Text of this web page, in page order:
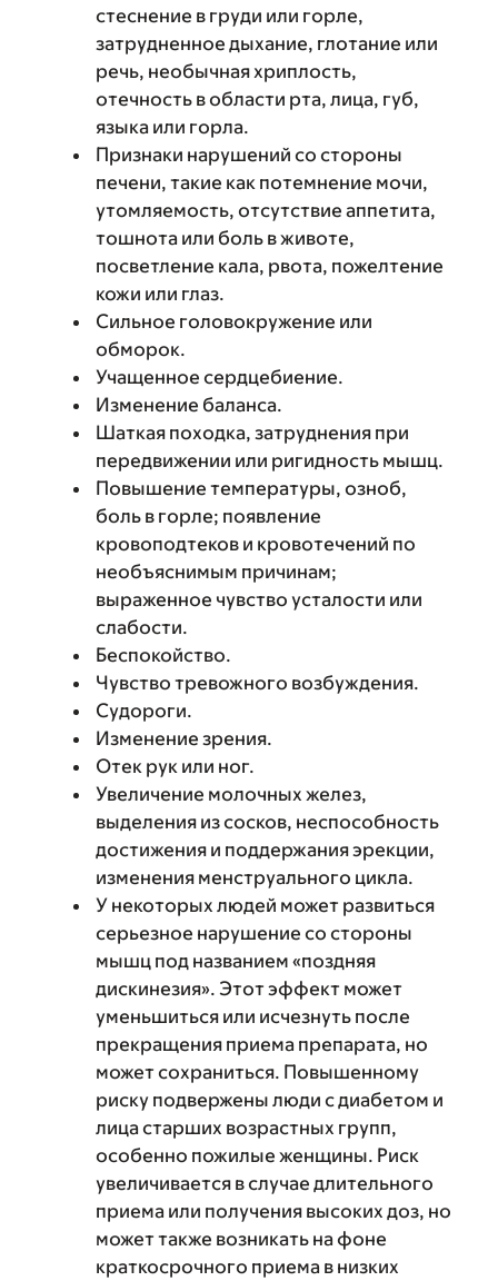
стеснение в груди или горле,
затрудненное дыхание, глотание или
речь, необычная хриплость,
отечность в области рта, лица, губ,
языка или горла.
Признаки нарушений со стороны
печени, такие как потемнение мочи,
утомляемость, отсутствие аппетита,
тошнота или боль в животе,
посветление кала, рвота, пожелтение
кожи или глаз.
Сильное головокружение или
обморок.
Учащенное сердцебиение.
Изменение баланса.
Шаткая походка, затруднения при
передвижении или ригидность мышц.
Повышение температуры, озноб,
боль в горле; появление
кровоподтеков и кровотечений по
необъяснимым причинам;
выраженное чувство усталости или
слабости.
Беспокойство.
Чувство тревожного возбуждения.
Судороги.
Изменение зрения.
Отек рук или ног.
Увеличение молочных желез,
выделения из сосков, неспособность
достижения и поддержания эрекции,
изменения менструального цикла.
У некоторых людей может развиться
серьезное нарушение со стороны
мышц под названием «поздняя
дискинезия». Этот эффект может
уменьшиться или исчезнуть после
прекращения приема препарата, но
может сохраниться. Повышенному
риску подвержены люди с диабетом и
лица старших возрастных групп,
особенно пожилые женщины. Риск
увеличивается в случае длительного
приема или получения высоких доз, но
может также возникать на фоне
краткосрочного приема в низких